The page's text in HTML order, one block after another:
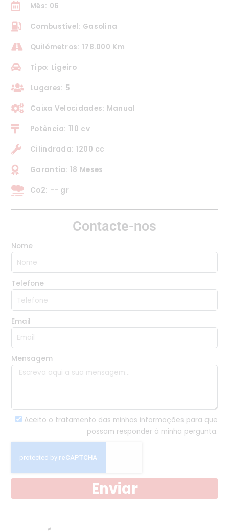
Mês: 06
Combustível: Gasolina
Quilómetros: 178.000 Km
Tipo: Ligeiro
Lugares: 5
Caixa Velocidades: Manual
Potência: 110 cv
Cilindrada: 1200 cc
Garantia: 18 Meses
Co2: -- gr
Contacte-nos
Nome
Telefone
Email
Mensagem
Aceito o tratamento das minhas informações para que
possam responder à minha pergunta.
Enviar